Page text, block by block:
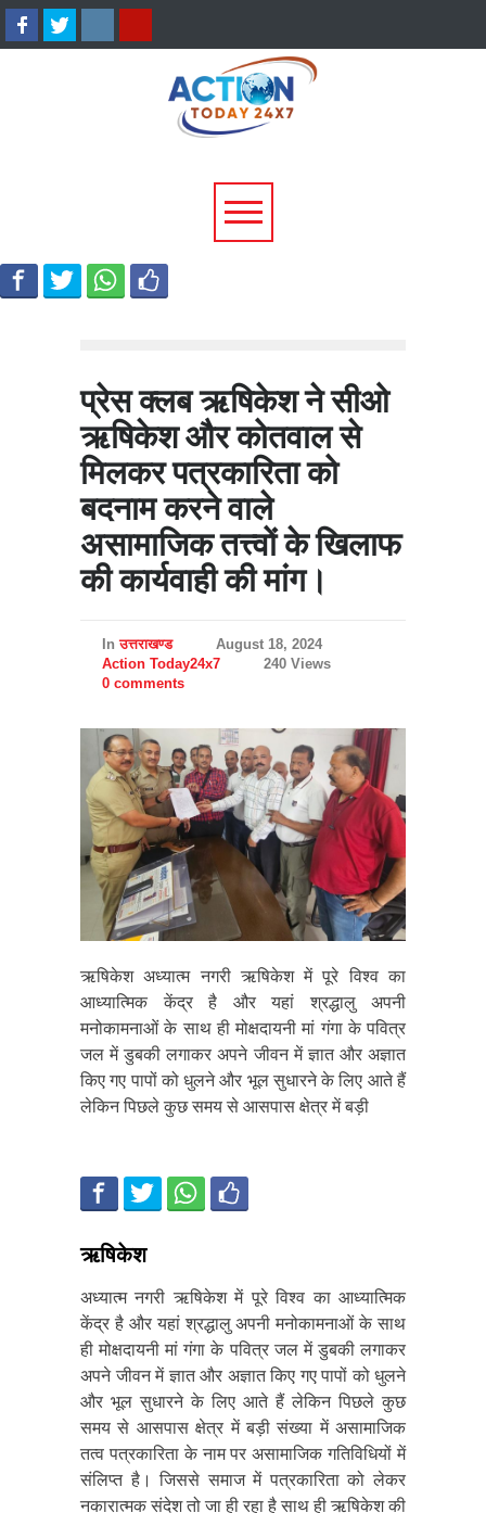
श्रीनगर में किराये के कमरे में मिला
बीए छात्र का शव, आत्महत्या की
आशंका; पुलिस जांच में जुटी
प्रेस क्लब ऋषिकेश ने सीओ
ऋषिकेश और कोतवाल से
मिलकर पत्रकारिता को
बदनाम करने वाले
असामाजिक तत्त्वों के खिलाफ
की कार्यवाही की मांग।
Inउत्तराखण्ड
August 18, 2024
Action Today24x7
240 Views
0 comments
ऋषिकेश अध्यात्म नगरी ऋषिकेश में पूरे विश्व का
आध्यात्मिक केंद्र है और यहां श्रद्धालु अपनी
मनोकामनाओं के साथ ही मोक्षदायनी मां गंगा के पवित्र
जल में डुबकी लगाकर अपने जीवन में ज्ञात और अज्ञात
किए गए पापों को धुलने और भूल सुधारने के लिए आते हैं
लेकिन पिछले कुछ समय से आसपास क्षेत्र में बड़ी
ऋषिकेश
अध्यात्म नगरी ऋषिकेश में पूरे विश्व का आध्यात्मिक
केंद्र है और यहां श्रद्धालु अपनी मनोकामनाओं के साथ
ही मोक्षदायनी मां गंगा के पवित्र जल में डुबकी लगाकर
अपने जीवन में ज्ञात और अज्ञात किए गए पापों को धुलने
और भूल सुधारने के लिए आते हैं लेकिन पिछले कुछ
समय से आसपास क्षेत्र में बड़ी संख्या में असामाजिक
तत्व पत्रकारिता के नाम पर असामाजिक गतिविधियों में
संलिप्त है। जिससे समाज में पत्रकारिता को लेकर
नकारात्मक संदेश तो जा ही रहा है साथ ही ऋषिकेश की